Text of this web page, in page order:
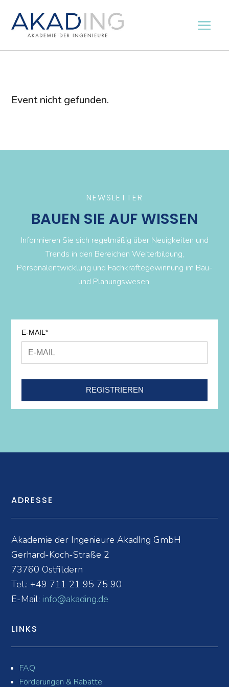
Event nicht gefunden.
NEWSLETTER
BAUEN SIE AUF WISSEN
Informieren Sie sich regelmäßig über Neuigkeiten und
Trends in den Bereichen Weiterbildung,
Personalentwicklung und Fachkräftegewinnung im Bau-
und Planungswesen.
E-MAIL*
REGISTRIEREN
ADRESSE
Akademie der Ingenieure AkadIng GmbH
Gerhard-Koch-Straße 2
73760 Ostfildern
Tel.: +49 711 21 95 75 90
E-Mail: info@akading.de
LINKS
FAQ
Förderungen & Rabatte